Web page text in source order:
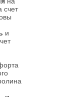
счет
и